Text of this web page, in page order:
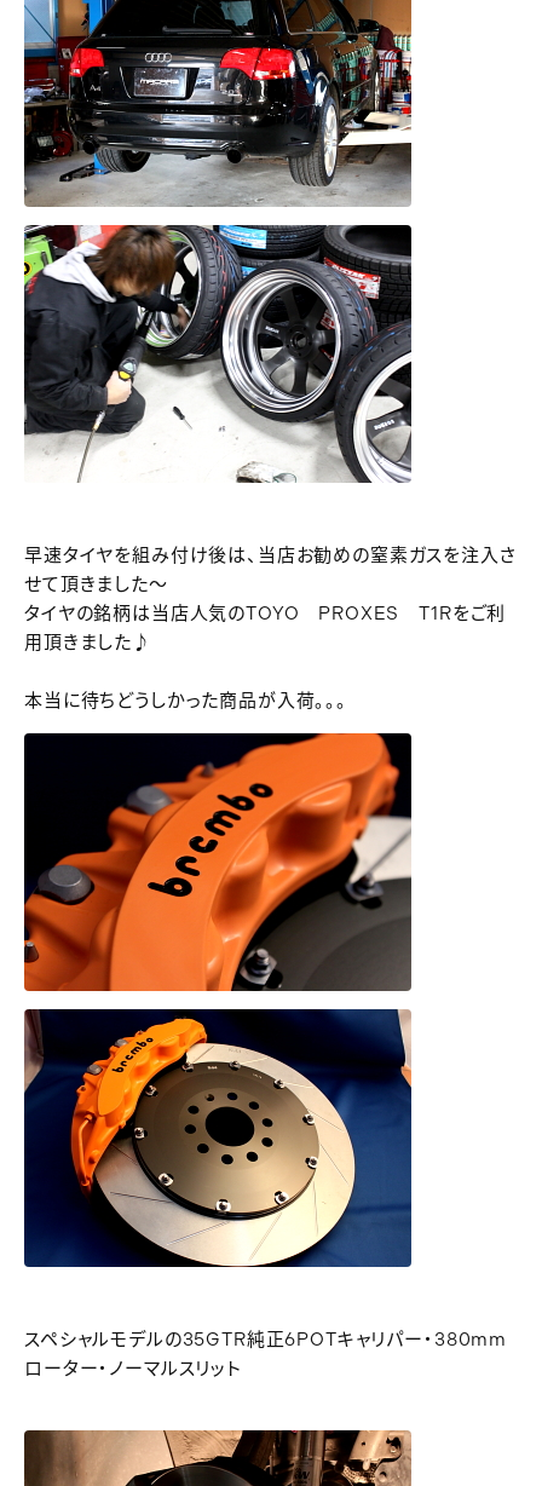
早速タイヤを組み付け後は、当店お勧めの窒素ガスを注入さ
せて頂きました～
タイヤの銘柄は当店人気のTOYO PROXES T1Rをご利
用頂きました♪
本当に待ちどうしかった商品が入荷。。。
スペシャルモデルの35GTR純正6POTキャリパー・380mm
ローター・ノーマルスリット